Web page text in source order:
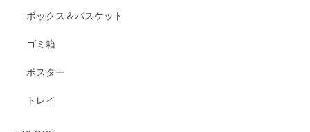
ボックス＆バスケット
ゴミ箱
ポスター
トレイ